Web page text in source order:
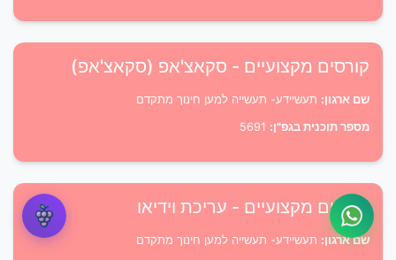
קורסים מקצועיים - סקאצ'אפ (סקאצ'אפ)
שם ארגון: תעשיידע- תעשייה למען חינוך מתקדם
מספר תוכנית בגפ"ן:
קורסים מקצועיים - עריכת וידיאו
שם ארגון: תעשיידע- תעשייה למען חינוך מתקדם